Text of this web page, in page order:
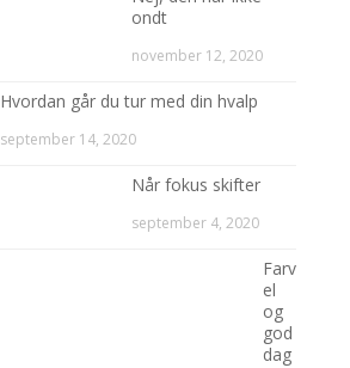
ondt
november 12, 2020
Hvordan går du tur med din hvalp
september 14, 2020
Når fokus skifter
september 4, 2020
Farv
el
og
god
dag